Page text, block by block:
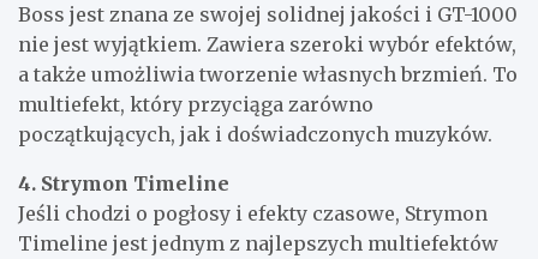
Boss jest znana ze swojej solidnej jakości i GT-1000
nie jest wyjątkiem. Zawiera szeroki wybór efektów,
a także umożliwia tworzenie własnych brzmień. To
multiefekt, który przyciąga zarówno
początkujących, jak i doświadczonych muzyków.
4. Strymon Timeline
Jeśli chodzi o pogłosy i efekty czasowe, Strymon
Timeline jest jednym z najlepszych multiefektów